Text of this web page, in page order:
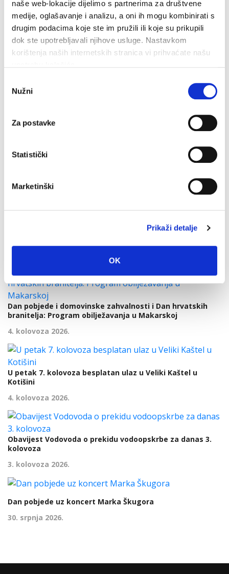
naše web-lokacije dijelimo s partnerima za društvene
medije, oglašavanje i analizu, a oni ih mogu kombinirati s
drugim podacima koje ste im pružili ili koje su prikupili
dok ste upotrebljavali njihove usluge. Nastavkom
korištenja naših internetskih stranica vi prihvaćate našu
pristanka
Nužni
Za postavke
Statistički
Marketinški
Prikaži detalje
OK
poput neodržavanih ili napuštenih grobnih mjesta.
Sve ove odluke dio su sustavnog pristupa kojim
Makarska ide prema uređenijem, pravednijem i
Zadnje vijesti
igralištu
Dan pobjede i domovinske zahvalnosti i Dan hrvatskih
branitelja: Program obilježavanja u Makarskoj
4. kolovoza 2026.
U petak 7. kolovoza besplatan ulaz u Veliki Kaštel u
Kotišini
4. kolovoza 2026.
Obavijest Vodovoda o prekidu vodoopskrbe za danas 3.
kolovoza
3. kolovoza 2026.
Dan pobjede uz koncert Marka Škugora
30. srpnja 2026.